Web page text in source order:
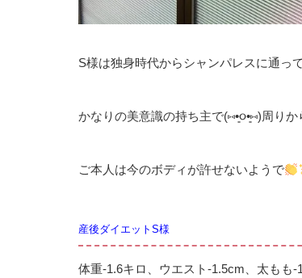
S様は独身時代からシャンパレスに通っ
かなりの美意識の持ち主で(⑅•͈૦•͈⑅)周り
ご本人は今のボディが許せないようで
産後ダイエットS様
体重-1.6キロ、ウエスト-1.5cm、太もも-